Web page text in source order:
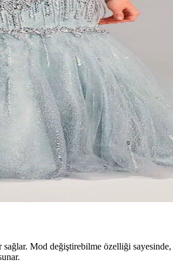
süre kullanılabilir, kutlamalara renk katar.
ve bakım ipuçlarıyla şıklığınızı
trendleri ve seçim kriterleriyle en uygun
hem de iç mekanlarda uyum ve
Mod değiştirebilme özelliği